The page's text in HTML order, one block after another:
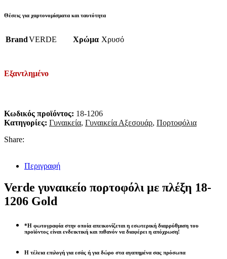
Θέσεις για χαρτονομίσματα και ταυτότητα
BrandVERDE Χρώμα Χρυσό
Εξαντλημένο
Κωδικός προϊόντος: 18-1206
Κατηγορίες: Γυναικεία, Γυναικεία Αξεσουάρ, Πορτοφόλια
Share:
Περιγραφή
Verde γυναικείο πορτοφόλι με πλέξη 18-
1206 Gold
*Η φωτογραφία στην οποία απεικονίζεται η εσωτερική διαρρύθμιση του
προϊόντος είναι ενδεικτική και πιθανόν να διαφέρει η απόχρωση!
Η τέλεια επιλογή για εσάς ή για δώρο στα αγαπημένα σας πρόσωπα